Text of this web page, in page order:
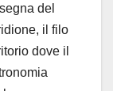
del
il filo
dove il